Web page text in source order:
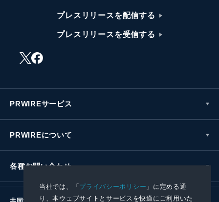
当社では、「プライバシーポリシー 」に定める通
り、本ウェブサイトとサービスを快適にご利用いた
プレスリリースを配信する
プレスリリースを受信する
PRWIREサービス
PRWIREについて
各種お問い合わせ